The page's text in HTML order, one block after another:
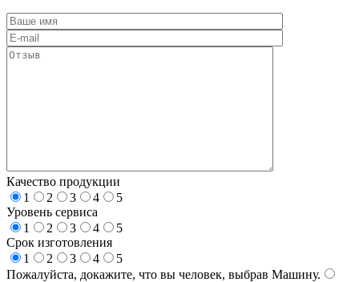
Качество продукции
1
2 3 4
5
Уровень сервиса
1
2 3 4
5
Срок изготовления
1
2 3 4
5
Пожалуйста, докажите, что вы человек, выбрав Машину.